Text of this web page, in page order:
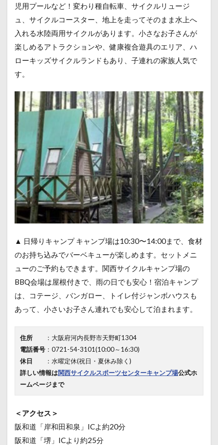
児用プールなど！ 変わり種自転車、 サイクルリュージ
ュ、サイクルコースター、地上を走ってそのまま水上へ
入れる水陸両用サイクルがあります。小さなお子さんが
楽しめるアトラクションや、健康複合遊具のエリア、ハ
ローキッズサイクルランドもあり、子連れの家族人気で
す。
▲ 日帰りキャンプ キャンプ場は10:30〜14:00まで、食材
のお持ち込みでバーベキューが楽しめます。セットメニ
ューのご予約もできます。関西サイクルキャンプ場の
BBQ会場は屋根付きで、雨の日でも安心！宿泊キャンプ
は、コテージ、バンガロー、トイレ付ジャンボハウスも
あって、小さいお子さん連れでも安心して泊まれます。
住所
：大阪府河内長野市天野町1304
電話番号 ：0721-54-3101(10:00～16:30)
休日
：水曜定休(祝日・夏休み除く)
詳しい情報は関西サイクルスポーツセンターキャンプ場公式ホ
ームページまで
＜アクセス＞
阪和道「岸和田和泉」ICよ約20分
阪和道「堺」ICより約25分